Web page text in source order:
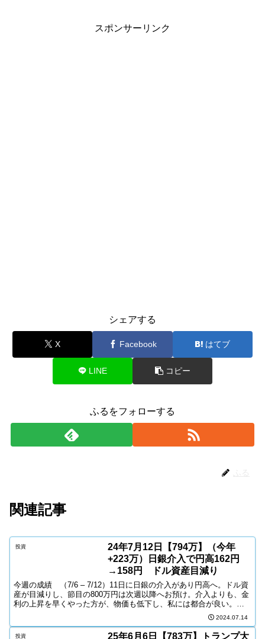
スポンサーリンク
シェアする
X Facebook はてブ
LINE コピー
ふるをフォローする
関連記事
投資
24年7月12日【794万】（今年
+223万）日銀介入で円高162円
→158円 ドル資産目減り
今週の成績 （7/6 – 7/12）11日に日銀の介入があり円高へ。ドル資
産が目減りし、節目の800万円は次週以降へお預け。介入よりも、金
利の上昇を早くやった方が、物価も低下し、私には都合が良い。今
2024.07.14
投資
25年6月6日【783万】トランプ大